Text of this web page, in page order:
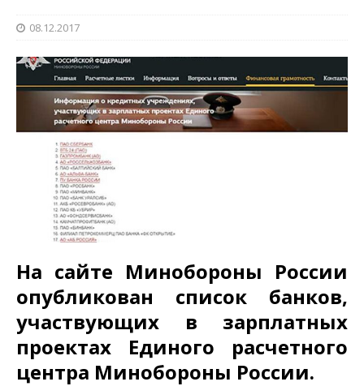
08.12.2017
На сайте Минобороны России
опубликован список банков,
участвующих в зарплатных
проектах Единого расчетного
центра Минобороны России.